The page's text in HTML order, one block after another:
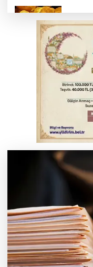
Serbest
MSB: